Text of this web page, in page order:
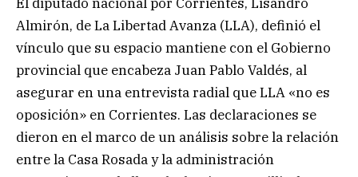
Almirón, de La Libertad Avanza (LLA), definió el
vínculo que su espacio mantiene con el Gobierno
provincial que encabeza Juan Pablo Valdés, al
asegurar en una entrevista radial que LLA «no es
oposición» en Corrientes. Las declaraciones se
dieron en el marco de un análisis sobre la relación
entre la Casa Rosada y la administración